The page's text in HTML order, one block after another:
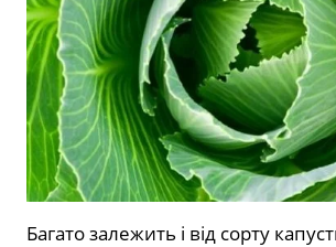
Багато залежить і від сорту